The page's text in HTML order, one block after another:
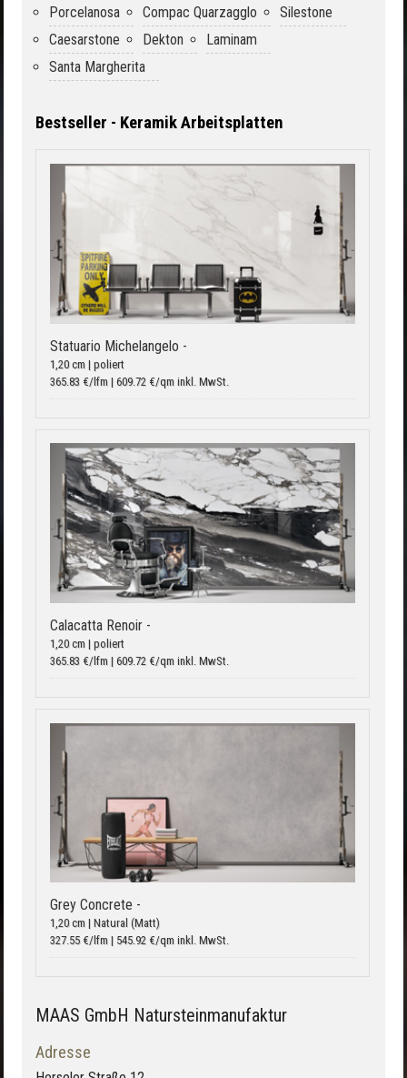
Porcelanosa Compac Quarzagglo
Silestone
Caesarstone
Dekton
Laminam
Santa Margherita
Bestseller - Keramik Arbeitsplatten
Statuario Michelangelo -
1,20 cm | poliert
365.83 €/lfm | 609.72 €/qm inkl. MwSt.
Calacatta Renoir -
1,20 cm | poliert
365.83 €/lfm | 609.72 €/qm inkl. MwSt.
Grey Concrete -
1,20 cm | Natural (Matt)
327.55 €/lfm | 545.92 €/qm inkl. MwSt.
MAAS GmbH Natursteinmanufaktur
Adresse